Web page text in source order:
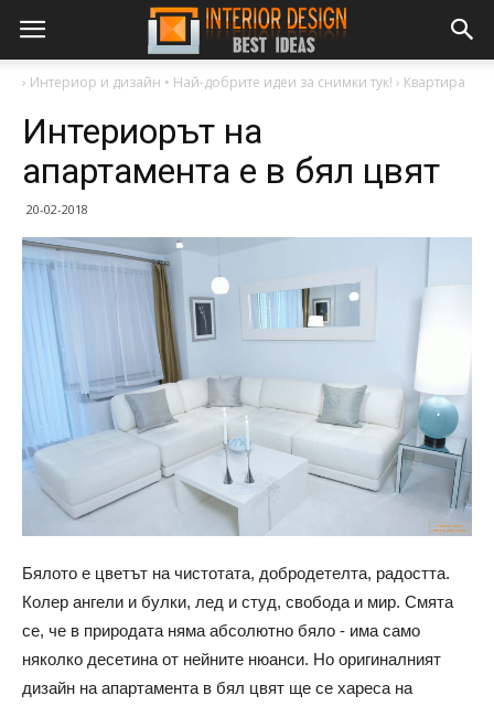
› Интериор и дизайн • Най-добрите идеи за снимки тук! › Квартира
Интериорът на
апартамента е в бял цвят
20-02-2018
Бялото е цветът на чистотата, добродетелта, радостта.
Колер ангели и булки, лед и студ, свобода и мир. Смята
се, че в природата няма абсолютно бяло - има само
няколко десетина от нейните нюанси. Но оригиналният
дизайн на апартамента в бял цвят ще се хареса на